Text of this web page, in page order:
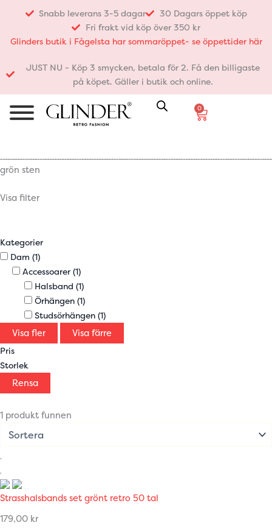
innehåll
Snabb leverans 3-5 dagar
30 Dagars öppet köp
Fri frakt vid köp över 350 kr
Glinders butik i Fågelsta har sommaröppet- se öppettider här
JUST NU - Köp 3 smycken, betala för 2. Få den billigaste
på köpet. Gäller i butik och online.
0
Varukorg
grön sten
Visa filter
Kategorier
Dam (1)
Accessoarer (1)
Halsband (1)
Örhängen (1)
Studsörhängen (1)
Visa fler Visa färre
Pris
Storlek
Rensa
1 produkt funnen
Strasshalsbands set grönt retro 50 tal
179,00 kr